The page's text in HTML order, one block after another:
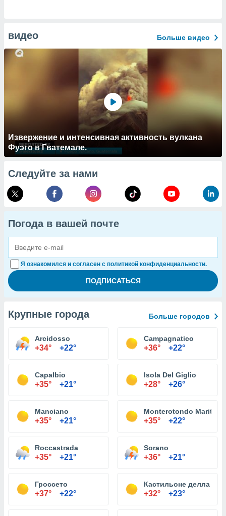
видео Больше видео
Извержение и интенсивная активность вулкана
Фуэго в Гватемале.
Следуйте за нами
Погода в вашей почте
Я ознакомился и согласен с политикой конфиденциальности.
Крупные города Больше городов
Arcidosso
+34° +22°
Campagnatico
+36° +22°
Capalbio
+35° +21°
Isola Del Giglio
+28° +26°
Manciano
+35° +21°
Monterotondo
+35° +22°
Roccastrada
+35° +21°
Sorano
+36° +21°
Гроссето
+37° +22°
Кастильоне делла
+32° +23°